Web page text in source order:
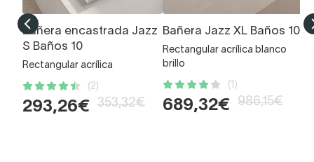
Bañera encastrada Jazz
S Baños 10
Rectangular acrílica
(2)
293,26€ 353,32€
Bañera Jazz XL Baños 10
Rectangular acrílica blanco
brillo
(1)
689,32€ 986,15€